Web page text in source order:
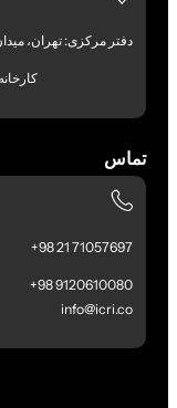
دفتر مرکزی: تهران، میدان
تماس
71057697 21 98+
9120610080 98+
info@icri.co